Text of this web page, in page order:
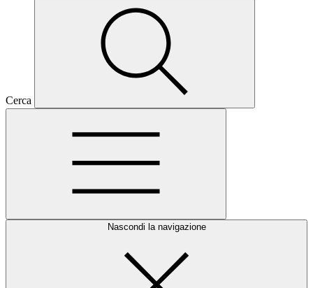
Cerca
Nascondi la navigazione